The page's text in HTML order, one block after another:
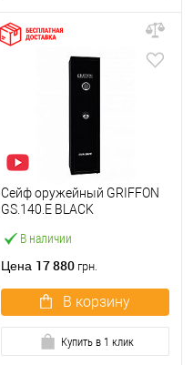
В наличии
Сейф оружейный GRIFFON
GS.140.E BLACK
Цена 17 880 грн.
В корзину
Купить в 1 клик